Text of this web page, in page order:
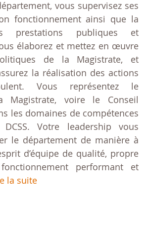
vous supervisez ses
fonctionnement ainsi que la
prestations publiques et
élaborez et mettez en œuvre
de la Magistrate, et
la réalisation des actions
Vous représentez le
Magistrate, voire le Conseil
les domaines de compétences
Votre leadership vous
le département de manière à
d’équipe de qualité, propre
performant et
la suite